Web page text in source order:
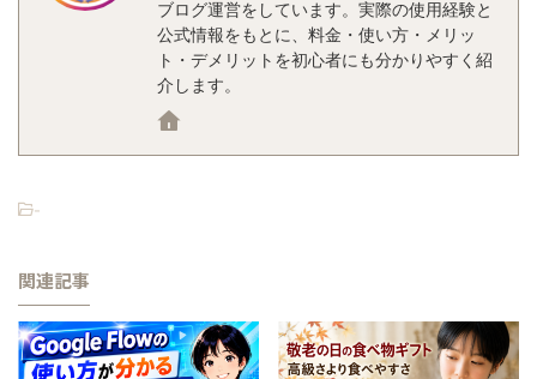
ブログ運営をしています。実際の使用経験と
公式情報をもとに、料金・使い方・メリッ
ト・デメリットを初心者にも分かりやすく紹
介します。
-
関連記事